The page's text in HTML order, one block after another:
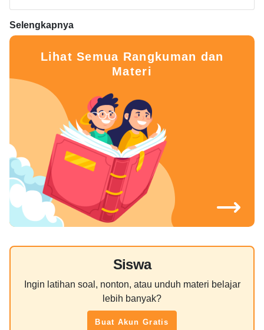
Selengkapnya
Lihat Semua Rangkuman dan
Materi
Siswa
Ingin latihan soal, nonton, atau unduh materi belajar
lebih banyak?
Buat Akun Gratis